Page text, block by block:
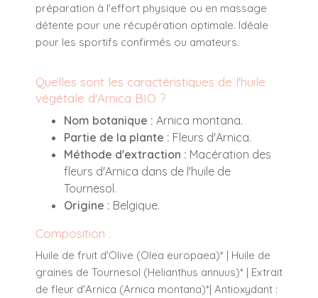
préparation à l'effort physique ou en massage
détente pour une récupération optimale. Idéale
pour les sportifs confirmés ou amateurs.
Quelles sont les caractéristiques de l'huile
végétale d'Arnica BIO ?
Nom botanique : Arnica montana.
Partie de la plante : Fleurs d'Arnica.
Méthode d'extraction : Macération des
fleurs d'Arnica dans de l'huile de
Tournesol.
Origine : Belgique.
Composition :
Huile de fruit d'Olive (Olea europaea)* | Huile de
graines de Tournesol (Helianthus annuus)* | Extrait
de fleur d'Arnica (Arnica montana)*| Antioxydant :